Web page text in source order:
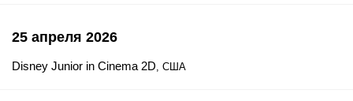
25 апреля 2026
Disney Junior in Cinema 2D, США